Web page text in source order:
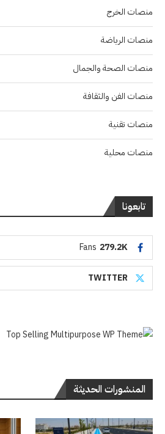
منصات الخرج
منصات الرياضة
منصات الصحة والجمال
منصات الفن والثقافة
منصات تقنية
منصات محلية
تابعونا
279.2K
Fans
TWITTER
المنشورات الحديثة